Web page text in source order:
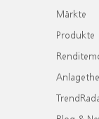
Märkte
Produkte